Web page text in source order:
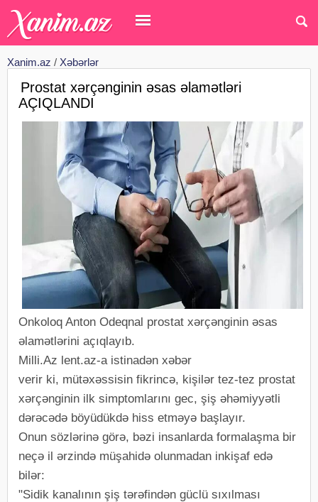
Xanim.az / Xəbərlər
Prostat xərçənginin əsas əlamətləri
AÇIQLANDI
Onkoloq Anton Odeqnal prostat xərçənginin əsas
əlamətlərini açıqlayıb.
Milli.Az lent.az-a istinadən xəbər
verir ki, mütəxəssisin fikrincə, kişilər tez-tez prostat
xərçənginin ilk simptomlarını gec, şiş əhəmiyyətli
dərəcədə böyüdükdə hiss etməyə başlayır.
Onun sözlərinə görə, bəzi insanlarda formalaşma bir
neçə il ərzində müşahidə olunmadan inkişaf edə
bilər:
"Sidik kanalının şiş tərəfindən güclü sıxılması